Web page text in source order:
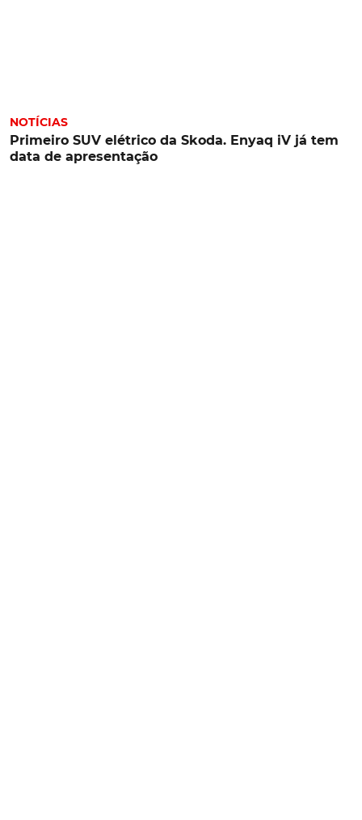
NOTÍCIAS
Primeiro SUV elétrico da Skoda. Enyaq iV já tem
data de apresentação